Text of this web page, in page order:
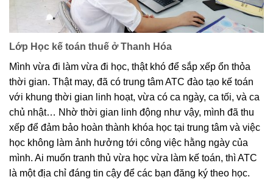
Lớp Học kế toán thuế ở Thanh Hóa
Mình vừa đi làm vừa đi học, thật khó để sắp xếp ổn thỏa
thời gian. Thật may, đã có trung tâm ATC đào tạo kế toán
với khung thời gian linh hoạt, vừa có ca ngày, ca tối, và ca
chủ nhật… Nhờ thời gian linh động như vậy, mình đã thu
xếp để đảm bảo hoàn thành khóa học tại trung tâm và việc
học không làm ảnh hưởng tới công việc hằng ngày của
mình. Ai muốn tranh thủ vừa học vừa làm kế toán, thì ATC
là một địa chỉ đáng tin cậy để các bạn đăng ký theo học.